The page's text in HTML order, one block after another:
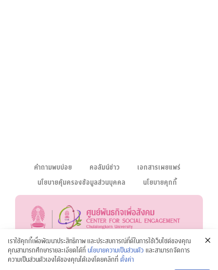
อาคารจามจุรี 1 ชั้น 2 จุฬาลงกรณ์
คำถามพบบ่อย คอลัมน์ข่าว
เอกสารเผยแพร่
นโยบายคุ้มครองข้อมูลส่วนบุคคล
นโยบายคุกกี้
เราใช้คุกกี้เพื่อพัฒนาประสิทธิภาพ และประสบการณ์ที่ดีในการใช้เว็บไซต์ของคุณ
คุณสามารถศึกษารายละเอียดได้ที่ นโยบายความเป็นส่วนตัว และสามารถจัดการ
ความเป็นส่วนตัวเองได้ของคุณได้เองโดยคลิกที่ ตั้งค่า